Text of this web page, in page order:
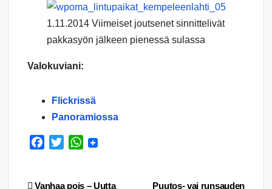
1.11.2014 Viimeiset joutsenet sinnittelivät
pakkasyön jälkeen pienessä sulassa
Valokuviani:
Flickrissä
Panoramiossa
e
t
W
t
Puutos- vai runsauden
Vanhaa pois – Uutta